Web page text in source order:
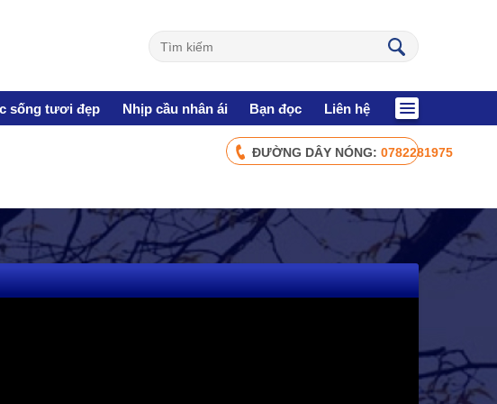
sống tươi đẹp Nhịp cầu nhân ái Bạn đọc Liên hệ
CHÍNH SÁCH AN SINH
Xây dựng Nông thôn mới
Bảo hiểm xã hội - Bảo hiểm y tế
ĐƯỜNG DÂY NÓNG: 0782281975